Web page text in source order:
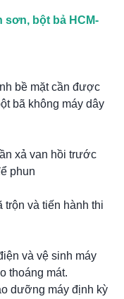
bột bả HCM-
bề mặt cần được
bã không máy dây
xả van hồi trước
phun
trộn và tiến hành thi
và vệ sinh máy
thoáng mát.
dưỡng máy định kỳ